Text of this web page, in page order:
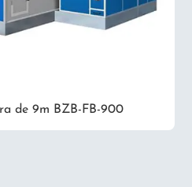
de 9m BZB-FB-900